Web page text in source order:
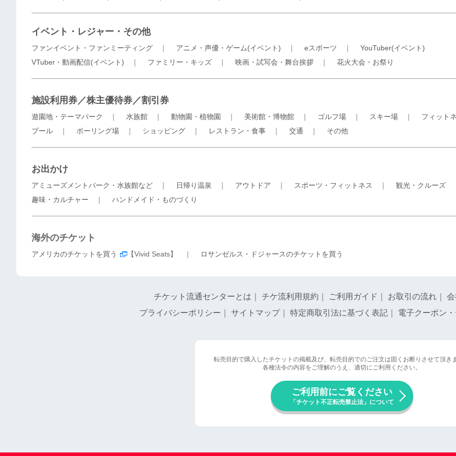
イベント・レジャー・その他
ファンイベント・ファンミーティング ｜ アニメ・声優・ゲーム(イベント) ｜ eスポーツ ｜ YouTuber(イベント)
VTuber・動画配信(イベント) ｜ ファミリー・キッズ ｜ 映画・試写会・舞台挨拶 ｜ 花火大会・お祭り
施設利用券／株主優待券／割引券
遊園地・テーマパーク ｜ 水族館 ｜ 動物園・植物園 ｜ 美術館・博物館 ｜ ゴルフ場 ｜ スキー場 ｜ フィット
プール ｜ ボーリング場 ｜ ショッピング ｜ レストラン・食事 ｜ 交通 ｜ その他
お出かけ
アミューズメントパーク・水族館など ｜ 日帰り温泉 ｜ アウトドア ｜ スポーツ・フィットネス ｜ 観光・クルーズ
趣味・カルチャー ｜ ハンドメイド・ものづくり
海外のチケット
アメリカのチケットを買う 【Vivid Seats】 ｜ ロサンゼルス・ドジャースのチケットを買う
チケット流通センターとは チケ流利用規約 ご利用ガイド お取引の流れ
プライバシーポリシー
サイトマップ｜ 特定商取引法に基づく表記 電子クーポン
転売目的で購入したチケットの掲載及び、転売目的でのご注文は固くお断りさせて頂きま
各種法令の内容をご理解のうえ、適切にご利用ください。
ご利用前にご覧ください
「チケット不正転売禁止法」について